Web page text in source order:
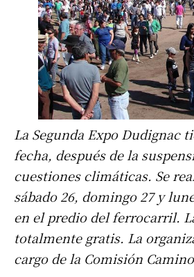
La Segunda Expo Dudignac
fecha, después de la
cuestiones climáticas. Se
sábado 26, domingo 27 y
en el predio del ferrocarril.
totalmente gratis. La
cargo de la Comisión